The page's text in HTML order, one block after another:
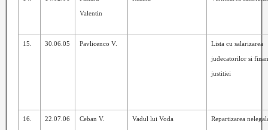
Valentin
15. 30.06.05 Pavlicenco V. Lista cu salarizarea
judecatorilor si
justitiei
16. 22.07.06 Ceban V. Vadul lui Voda Repartizarea